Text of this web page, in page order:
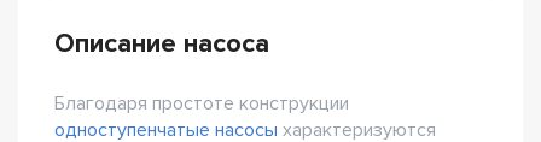
Описание насоса
Благодаря простоте конструкции
одноступенчатые насосы характеризуются